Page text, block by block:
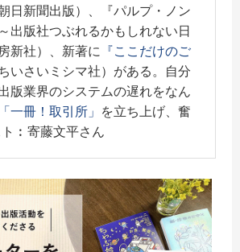
日新聞出版）、『パルプ・ノン
出版社つぶれるかもしれない日
新社）、新著に 『ここだけのご
ちいさいミシマ社）がある。自分
版業界のシステムの遅れをなん
「一冊！取引所」 を立ち上げ、奮
ラスト︰寄藤文平さん